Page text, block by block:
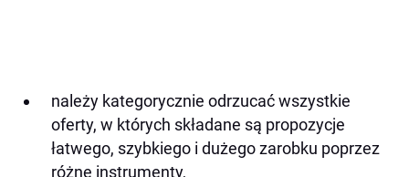
należy kategorycznie odrzucać wszystkie
oferty, w których składane są propozycje
łatwego, szybkiego i dużego zarobku poprzez
różne instrumenty,